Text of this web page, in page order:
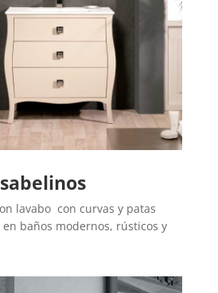
lavabo con curvas y patas
baños modernos, rústicos y